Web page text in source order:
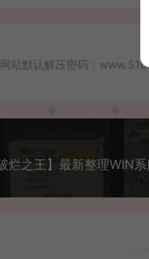
网站默认解压密码：